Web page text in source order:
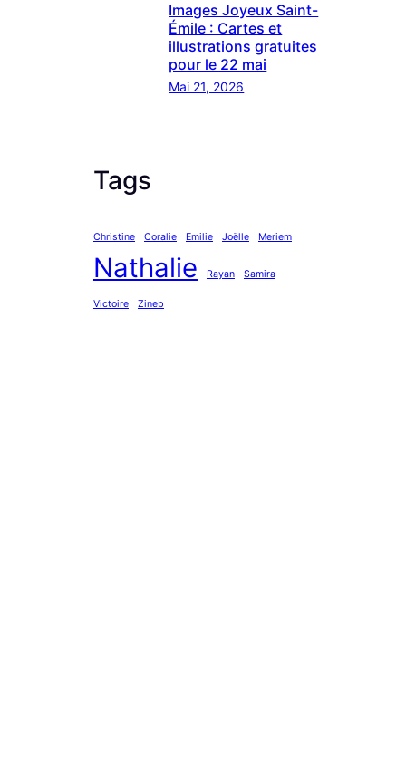
Images Joyeux Saint-
Émile : Cartes et
illustrations gratuites
pour le 22 mai
Mai 21, 2026
Tags
Christine Coralie Emilie Joëlle Meriem
Nathalie Rayan Samira
Victoire Zineb